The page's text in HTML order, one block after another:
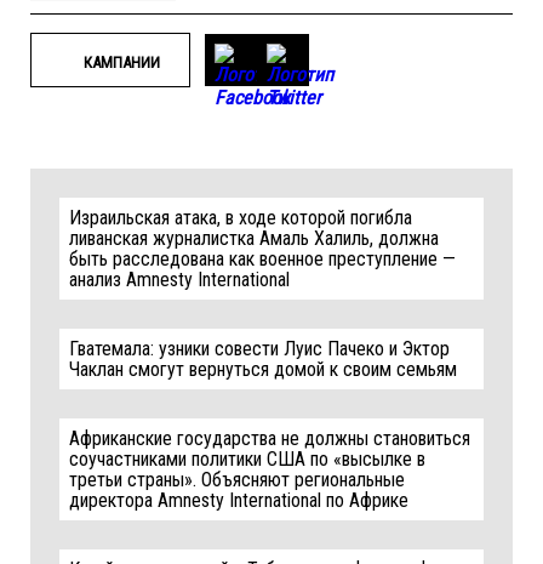
КАМПАНИИ
Израильская атака, в ходе которой погибла
ливанская журналистка Амаль Халиль, должна
быть расследована как военное преступление —
анализ Amnesty International
Гватемала: узники совести Луис Пачеко и Эктор
Чаклан смогут вернуться домой к своим семьям
Африканские государства не должны становиться
соучастниками политики США по «высылке в
третьи страны». Объясняют региональные
директора Amnesty International по Африке